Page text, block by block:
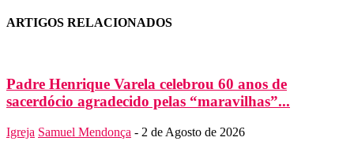
ARTIGOS RELACIONADOS
Padre Henrique Varela celebrou 60 anos de
sacerdócio agradecido pelas “maravilhas”...
Igreja Samuel Mendonça - 2 de Agosto de 2026